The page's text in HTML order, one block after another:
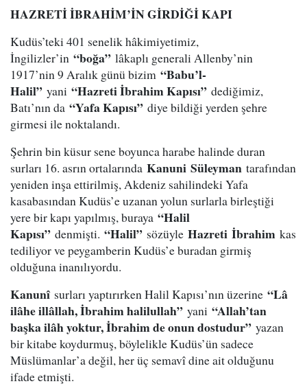
HAZRETİ İBRAHİM’İN GİRDİĞİ KAPI
Kudüs’teki 401 senelik hâkimiyetimiz,
İngilizler’in “boğa” lâkaplı generali Allenby’nin
1917’nin 9 Aralık günü bizim “Babu’l-
Halil” yani “Hazreti İbrahim Kapısı” dediğimiz,
Batı’nın da “Yafa Kapısı” diye bildiği yerden şehre
girmesi ile noktalandı.
Şehrin bin küsur sene boyunca harabe halinde duran
surları 16. asrın ortalarında Kanuni Süleyman tarafından
yeniden inşa ettirilmiş, Akdeniz sahilindeki Yafa
kasabasından Kudüs’e uzanan yolun surlarla birleştiği
yere bir kapı yapılmış, buraya “Halil
Kapısı” denmişti. “Halil” sözüyle Hazreti İbrahim kas
tediliyor ve peygamberin Kudüs’e buradan girmiş
olduğuna inanılıyordu.
Kanunîsurları yaptırırken Halil Kapısı’nın üzerine “Lâ
ilâhe illâllah, İbrahim halilullah” yani “Allah’tan
başka ilâh yoktur, İbrahim de onun dostudur” yazan
bir kitabe koydurmuş, böylelikle Kudüs’ün sadece
Müslümanlar’a değil, her üç semavî dine ait olduğunu
ifade etmişti.